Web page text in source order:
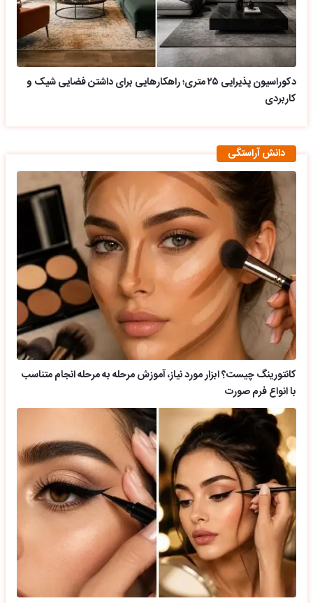
دکوراسیون پذیرایی ۲۵ متری؛ راهکارهایی برای داشتن فضایی شیک و
کاربردی
دانش آراستگی
کانتورینگ چیست؟ ابزار مورد نیاز، آموزش مرحله به مرحله انجام متناسب
با انواع فرم صورت